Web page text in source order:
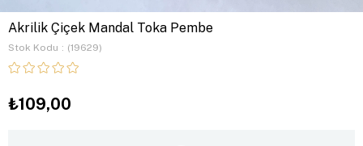
Akrilik Çiçek Mandal Toka Pembe
Stok Kodu (19629)
₺109,00